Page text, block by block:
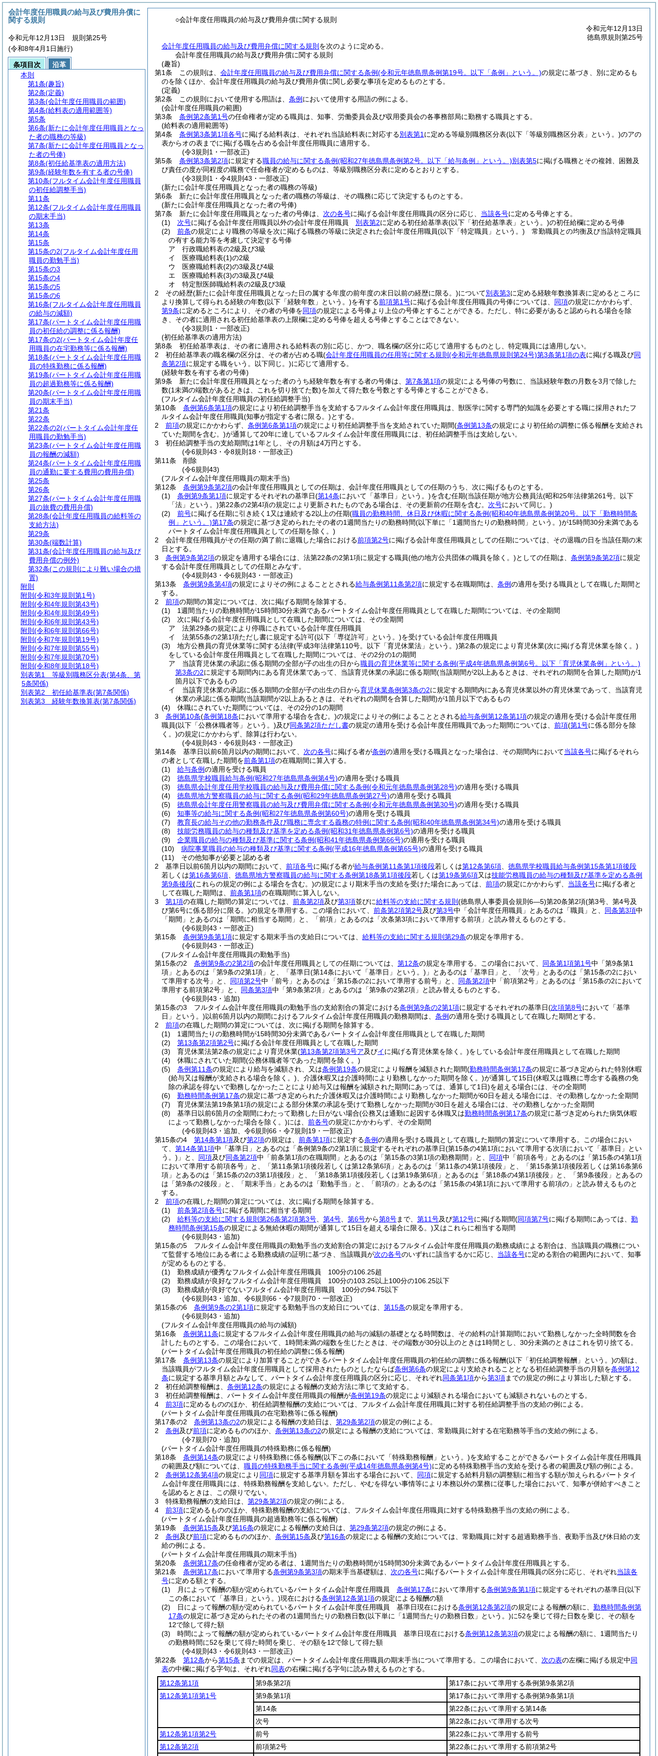
○会計年度任用職員の給与及び費用弁償に関する規則
令和元年12月13日
徳島県規則第25号
会計年度任用職員の給与及び費用弁償に関する規則 を次のように定める。
会計年度任用職員の給与及び費用弁償に関する規則
(趣旨)
第1条
この規則は、 会計年度任用職員の給与及び費用弁償に関する条例(令和元年徳島県条例第19号。以下「条例」という。)の規定に基づき、別に定めるも
のを除くほか、会計年度任用職員の給与及び費用弁償に関し必要な事項を定めるものとする。
(定義)
第2条
この規則において使用する用語は、 条例 において使用する用語の例による。
(会計年度任用職員の範囲)
第3条
条例第2条第1号の任命権者が定める職員は、知事、労働委員会及び収用委員会の各事務部局に勤務する職員とする。
(給料表の適用範囲等)
第4条
条例第3条第1項各号に掲げる給料表は、それぞれ当該給料表に対応する別表第1 に定める等級別職務区分表(以下「等級別職務区分表」という。)のアの
表からオの表までに掲げる職を占める会計年度任用職員に適用する。
(令3規則1・一部改正)
第5条
条例第3条第2項に規定する職員の給与に関する条例(昭和27年徳島県条例第2号。以下「給与条例」という。)別表第5に掲げる職務とその複雑、困難及
び責任の度が同程度の職務で任命権者が定めるものは、等級別職務区分表に定めるとおりとする。
(令3規則1・令4規則43・一部改正)
(新たに会計年度任用職員となった者の職務の等級)
第6条
新たに会計年度任用職員となった者の職務の等級は、その職務に応じて決定するものとする。
(新たに会計年度任用職員となった者の号俸)
第7条
新たに会計年度任用職員となった者の号俸は、 次の各号に掲げる会計年度任用職員の区分に応じ、 当該各号に定める号俸とする。
(1)
次号に掲げる会計年度任用職員以外の会計年度任用職員 別表第2に定める初任給基準表(以下「初任給基準表」という。)の初任給欄に定める号俸
(2)
前条の規定により職務の等級を次に掲げる職務の等級に決定された会計年度任用職員(以下「特定職員」という。) 常勤職員との均衡及び当該特定職員
の有する能力等を考慮して決定する号俸
ア
行政職給料表の2級及び3級
イ
医療職給料表(1)の2級
ウ
医療職給料表(2)の3級及び4級
エ
医療職給料表(3)の3級及び4級
オ
特定獣医師職給料表の2級及び3級
2
その経歴(新たに会計年度任用職員となった日の属する年度の前年度の末日以前の経歴に限る。)について別表第3に定める経験年数換算表に定めるところに
より換算して得られる経験の年数(以下「経験年数」という。)を有する前項第1号に掲げる会計年度任用職員の号俸については、 同項の規定にかかわらず、
第9条に定めるところにより、その者の号俸を同項の規定による号俸より上位の号俸とすることができる。 ただし、特に必要があると認められる場合を除
き、その者に適用される初任給基準表の上限欄に定める号俸を超える号俸とすることはできない。
(令3規則1・一部改正)
(初任給基準表の適用方法)
第8条
初任給基準表は、その者に適用される給料表の別に応じ、かつ、職名欄の区分に応じて適用するものとし、特定職員には適用しない。
2
初任給基準表の職名欄の区分は、その者が占める職(会計年度任用職員の任用等に関する規則 (令和元年徳島県規則第24号)第3条第1項の表に掲げる職及び同
条第2項に規定する職をいう。以下同じ。)に応じて適用する。
(経験年数を有する者の号俸)
第9条
新たに会計年度任用職員となった者のうち経験年数を有する者の号俸は、 第7条第1項の規定による号俸の号数に、当該経験年数の月数を3月で除した
数(1未満の端数があるときは、これを切り捨てた数)を加えて得た数を号数とする号俸とすることができる。
(フルタイム会計年度任用職員の初任給調整手当)
第10条
条例第6条第1項の規定により初任給調整手当を支給するフルタイム会計年度任用職員は、獣医学に関する専門的知識を必要とする職に採用されたフ
ルタイム会計年度任用職員(知事が指定する者に限る。)とする。
2
前項の規定にかかわらず、 条例第6条第1項の規定により初任給調整手当を支給されていた期間(条例第13条の規定により初任給の調整に係る報酬を支給され
ていた期間を含む。)が通算して20年に達しているフルタイム会計年度任用職員には、初任給調整手当は支給しない。
3
初任給調整手当の支給期間は1年とし、その月額は4万円とする。
(令6規則43・令8規則18・一部改正)
第11条
削除
(令6規則43)
(フルタイム会計年度任用職員の期末手当)
第12条
条例第9条第2項の会計年度任用職員としての任期は、会計年度任用職員としての任期のうち、次に掲げるものとする。
(1)
条例第9条第1項に規定するそれぞれの基準日(第14条において「基準日」という。)を含む任期(当該任期が地方公務員法(昭和25年法律第261号。以下
「法」という。)第22条の2第4項の規定により更新されたものである場合は、その更新前の任期を含む。 次号において同じ。)
(2)
前号に掲げる任期に引き続く1又は連続する2以上の任期(職員の勤務時間、休日及び休暇に関する条例(昭和40年徳島県条例第20号。以下「勤務時間条
例」という。)第17条の規定に基づき定められたその者の1週間当たりの勤務時間(以下単に「1週間当たりの勤務時間」という。)が15時間30分未満である
パートタイム会計年度任用職員としての任期を除く。)
2
会計年度任用職員がその任期の満了前に退職した場合における前項第2号に掲げる会計年度任用職員としての任期については、その退職の日を当該任期の末
日とする。
3
条例第9条第2項の規定を適用する場合には、法第22条の2第1項に規定する職員(他の地方公共団体の職員を除く。)としての任期は、 条例第9条第2項に規定
する会計年度任用職員としての任期とみなす。
(令4規則43・令6規則43・一部改正)
第13条
条例第9条第4項の規定によりその例によることとされる給与条例第11条第2項に規定する在職期間は、 条例の適用を受ける職員として在職した期間と
する。
2
前項の期間の算定については、次に掲げる期間を除算する。
(1)
1週間当たりの勤務時間が15時間30分未満であるパートタイム会計年度任用職員として在職した期間については、その全期間
(2)
次に掲げる会計年度任用職員として在職した期間については、その全期間
ア
法第29条の規定により停職にされている会計年度任用職員
イ
法第55条の2第1項ただし書に規定する許可(以下「専従許可」という。)を受けている会計年度任用職員
(3)
地方公務員の育児休業等に関する法律(平成3年法律第110号。以下「育児休業法」という。)第2条の規定により育児休業(次に掲げる育児休業を除く。)
をしている会計年度任用職員として在職した期間については、その2分の1の期間
ア
当該育児休業の承認に係る期間の全部が子の出生の日から職員の育児休業等に関する条例(平成4年徳島県条例第6号。以下「育児休業条例」という。)
第3条の2に規定する期間内にある育児休業であって、当該育児休業の承認に係る期間(当該期間が2以上あるときは、それぞれの期間を合算した期間)が1
箇月以下であるもの
イ
当該育児休業の承認に係る期間の全部が子の出生の日から育児休業条例第3条の2に規定する期間内にある育児休業以外の育児休業であって、当該育児
休業の承認に係る期間(当該期間が2以上あるときは、それぞれの期間を合算した期間)が1箇月以下であるもの
(4)
休職にされていた期間については、その2分の1の期間
3
条例第10条(条例第18条において準用する場合を含む。)の規定によりその例によることとされる給与条例第12条第1項の規定の適用を受ける会計年度任用
職員(以下「公務休職者等」という。)及び同条第2項ただし書の規定の適用を受ける会計年度任用職員であった期間については、 前項(第1号に係る部分を除
く。)の規定にかかわらず、除算は行わない。
(令4規則43・令6規則43・一部改正)
第14条
基準日以前6箇月以内の期間において、 次の各号に掲げる者が条例の適用を受ける職員となった場合は、その期間内において当該各号に掲げるそれら
の者として在職した期間を前条第1項の在職期間に算入する。
(1)
給与条例の適用を受ける職員
(2)
徳島県学校職員給与条例(昭和27年徳島県条例第4号)の適用を受ける職員
(3)
徳島県会計年度任用学校職員の給与及び費用弁償に関する条例(令和元年徳島県条例第28号)の適用を受ける職員
(4)
徳島県地方警察職員の給与に関する条例(昭和29年徳島県条例第27号)の適用を受ける職員
(5)
徳島県会計年度任用警察職員の給与及び費用弁償に関する条例(令和元年徳島県条例第30号)の適用を受ける職員
(6)
知事等の給与に関する条例(昭和27年徳島県条例第60号)の適用を受ける職員
(7)
教育長の給与その他の勤務条件及び職務に専念する義務の特例に関する条例(昭和40年徳島県条例第34号)の適用を受ける職員
(8)
技能労務職員の給与の種類及び基準を定める条例(昭和31年徳島県条例第6号)の適用を受ける職員
(9)
企業職員の給与の種類及び基準に関する条例(昭和41年徳島県条例第66号)の適用を受ける職員
(10)
病院事業職員の給与の種類及び基準に関する条例(平成16年徳島県条例第65号)の適用を受ける職員
(11)
その他知事が必要と認める者
2
基準日以前6箇月以内の期間において、 前項各号に掲げる者が給与条例第11条第1項後段若しくは第12条第6項
徳島県学校職員給与条例第15条第1項後段
若しくは第16条第6項 徳島県地方警察職員の給与に関する条例第18条第1項後段若しくは第19条第6項又は技能労務職員の給与の種類及び基準を定める条例
第9条後段(これらの規定の例による場合を含む。)の規定により期末手当の支給を受けた場合にあっては、 前項の規定にかかわらず、 当該各号に掲げる者と
して在職した期間は、 前条第1項の在職期間に算入しない。
3
第1項の在職した期間の算定については、 前条第2項及び第3項並びに給料等の支給に関する規則 (徳島県人事委員会規則6―5)第20条第2項(第3号、第4号及
び第6号に係る部分に限る。)の規定を準用する。 この場合において、 前条第2項第2号及び第3号中「会計年度任用職員」とあるのは「職員」と、 同条第3項中
「期間」とあるのは「期間に相当する期間」と、「前項」とあるのは「次条第3項において準用する前項」と読み替えるものとする。
(令6規則43・一部改正)
第15条
条例第9条第1項に規定する期末手当の支給日については、 給料等の支給に関する規則第29条の規定を準用する。
(令6規則43・一部改正)
(フルタイム会計年度任用職員の勤勉手当)
第15条の2
条例第9条の2第2項の会計年度任用職員としての任期については、 第12条の規定を準用する。 この場合において、 同条第1項第1号中「第9条第1
項」とあるのは「第9条の2第1項」と、「基準日(第14条において「基準日」という。) 」とあるのは「基準日」と、「次号」とあるのは「第15条の2におい
て準用する次号」と、 同項第2号中「前号」とあるのは「第15条の2において準用する前号」と、 同条第2項中「前項第2号」とあるのは「第15条の2において
準用する前項第2号」と、 同条第3項中「第9条第2項」とあるのは「第9条の2第2項」と読み替えるものとする。
(令6規則43・追加)
第15条の3
フルタイム会計年度任用職員の勤勉手当の支給割合の算定における条例第9条の2第1項に規定するそれぞれの基準日(次項第8号において「基準
日」という。)以前6箇月以内の期間におけるフルタイム会計年度任用職員の勤務期間は、 条例の適用を受ける職員として在職した期間とする。
2
前項の在職した期間の算定については、次に掲げる期間を除算する。
(1)
1週間当たりの勤務時間が15時間30分未満であるパートタイム会計年度任用職員として在職した期間
(2)
第13条第2項第2号に掲げる会計年度任用職員として在職した期間
(3)
育児休業法第2条の規定により育児休業(第13条第2項第3号ア及びイに掲げる育児休業を除く。)をしている会計年度任用職員として在職した期間
(4)
休職にされていた期間(公務休職者等であった期間を除く。)
(5)
条例第11条の規定により給与を減額され、又は条例第19条の規定により報酬を減額された期間(勤務時間条例第17条の規定に基づき定められた特別休暇
(給与又は報酬が支給される場合を除く。) 、介護休暇又は介護時間により勤務しなかった期間を除く。)が通算して15日(休暇又は職務に専念する義務の免
除の承認を得ないで勤務しなかったことにより給与又は報酬を減額された期間にあっては、通算して1日)を超える場合には、その全期間
(6)
勤務時間条例第17条の規定に基づき定められた介護休暇又は介護時間により勤務しなかった期間が60日を超える場合には、その勤務しなかった全期間
(7)
育児休業法第19条第1項の規定による部分休業の承認を受けて勤務しなかった期間が30日を超える場合には、その勤務しなかった全期間
(8)
基準日以前6箇月の全期間にわたって勤務した日がない場合(公務又は通勤に起因する休職又は勤務時間条例第17条の規定に基づき定められた病気休暇
によって勤務しなかった場合を除く。)には、 前各号の規定にかかわらず、その全期間
(令6規則43・追加、令6規則66・令7規則19・一部改正)
第15条の4
第14条第1項及び第2項の規定は、 前条第1項に規定する条例の適用を受ける職員として在職した期間の算定について準用する。
この場合におい
て、 第14条第1項中「基準日」とあるのは「条例第9条の2第1項に規定するそれぞれの基準日(第15条の4第1項において準用する次項において「基準日」とい
う。) 」と、 同項及び同条第2項中「前条第1項の在職期間」とあるのは「第15条の3第1項の勤務期間」と、 同項中「前項各号」とあるのは「第15条の4第1項
において準用する前項各号」と、「第11条第1項後段若しくは第12条第6項」とあるのは「第11条の4第1項後段」と、「第15条第1項後段若しくは第16条第6
項」とあるのは「第15条の2の3第1項後段」と、「第18条第1項後段若しくは第19条第6項」とあるのは「第18条の4第1項後段」と、「第9条後段」とあるの
は「第9条の2後段」と、「期末手当」とあるのは「勤勉手当」と、「前項の」とあるのは「第15条の4第1項において準用する前項の」と読み替えるものと
する。
2
前項の在職した期間の算定については、次に掲げる期間を除算する。
(1)
前条第2項各号に掲げる期間に相当する期間
(2)
給料等の支給に関する規則第26条第2項第3号 第4号 第6号から第8号まで、 第11号及び第12号に掲げる期間(同項第7号に掲げる期間にあっては、 勤
務時間条例第15条の規定による無給休暇の期間が通算して15日を超える場合に限る。)又はこれらに相当する期間
(令6規則43・追加)
第15条の5
フルタイム会計年度任用職員の勤勉手当の支給割合の算定におけるフルタイム会計年度任用職員の勤務成績による割合は、当該職員の職務につい
て監督する地位にある者による勤務成績の証明に基づき、当該職員が次の各号のいずれに該当するかに応じ、 当該各号に定める割合の範囲内において、知事
が定めるものとする。
(1)
勤務成績が優秀なフルタイム会計年度任用職員 100分の106.25超
(2)
勤務成績が良好なフルタイム会計年度任用職員 100分の103.25以上100分の106.25以下
(3)
勤務成績が良好でないフルタイム会計年度任用職員 100分の94.75以下
(令6規則43・追加、令6規則66・令7規則70・一部改正)
第15条の6
条例第9条の2第1項に規定する勤勉手当の支給日については、 第15条の規定を準用する。
(令6規則43・追加)
(フルタイム会計年度任用職員の給与の減額)
第16条
条例第11条に規定するフルタイム会計年度任用職員の給与の減額の基礎となる時間数は、その給料の計算期間において勤務しなかった全時間数を合
計したものとする。
この場合において、1時間未満の端数を生じたときは、その端数が30分以上のときは1時間とし、30分未満のときはこれを切り捨てる。
(パートタイム会計年度任用職員の初任給の調整に係る報酬)
第17条
条例第13条の規定により加算することができるパートタイム会計年度任用職員の初任給の調整に係る報酬(以下「初任給調整報酬」という。)の額は、
当該職員がフルタイム会計年度任用職員として採用されたものとしたならば条例第6条の規定により支給されることとなる初任給調整手当の月額を条例第12
条に規定する基準月額とみなして、パートタイム会計年度任用職員の区分に応じ、それぞれ同条第1項から第3項までの規定の例により算出した額とする。
2
初任給調整報酬は、 条例第12条の規定による報酬の支給方法に準じて支給する。
3
初任給調整報酬は、パートタイム会計年度任用職員の報酬が条例第19条の規定により減額される場合においても減額されないものとする。
4
前3項に定めるもののほか、初任給調整報酬の支給については、フルタイム会計年度任用職員に対する初任給調整手当の支給の例による。
(パートタイム会計年度任用職員の在宅勤務等に係る報酬)
第17条の2
条例第13条の2の規定による報酬の支給日は、 第29条第2項の規定の例による。
2
条例 及び前項に定めるもののほか、 条例第13条の2の規定による報酬の支給については、常勤職員に対する在宅勤務等手当の支給の例による。
(令7規則70・追加)
(パートタイム会計年度任用職員の特殊勤務に係る報酬)
第18条
条例第14条の規定により特殊勤務に係る報酬(以下この条において「特殊勤務報酬」という。)を支給することができるパートタイム会計年度任用職員
の範囲及び額については、 職員の特殊勤務手当に関する条例(平成14年徳島県条例第4号)に定める特殊勤務手当の支給を受ける者の範囲及び額の例による。
2
条例第12条第4項の規定により 同項に規定する基準月額を算出する場合において、 同項に規定する給料月額の調整額に相当する額が加えられるパートタイ
ム会計年度任用職員には、特殊勤務報酬を支給しない。 ただし、やむを得ない事情等により本務以外の業務に従事した場合において、知事が併給すべきこと
を認めるときは、この限りでない。
3
特殊勤務報酬の支給日は、 第29条第2項の規定の例による。
4
前3項に定めるもののほか、特殊勤務報酬の支給については、フルタイム会計年度任用職員に対する特殊勤務手当の支給の例による。
(パートタイム会計年度任用職員の超過勤務等に係る報酬)
第19条
条例第15条及び第16条の規定による報酬の支給日は、 第29条第2項の規定の例による。
2
条例 及び前項に定めるもののほか、 条例第15条及び第16条の規定による報酬の支給については、常勤職員に対する超過勤務手当、夜勤手当及び休日給の支
給の例による。
(パートタイム会計年度任用職員の期末手当)
第20条
条例第17条の任命権者が定める者は、1週間当たりの勤務時間が15時間30分未満であるパートタイム会計年度任用職員とする。
第21条
条例第17条において準用する条例第9条第3項の期末手当基礎額は、 次の各号に掲げるパートタイム会計年度任用職員の区分に応じ、それぞれ当該各
号に定める額とする。
(1)
月によって報酬の額が定められているパートタイム会計年度任用職員 条例第17条において準用する条例第9条第1項に規定するそれぞれの基準日(以下
この条において「基準日」という。)現在における条例第12条第1項の規定による報酬の額
(2)
日によって報酬の額が定められているパートタイム会計年度任用職員 基準日現在における条例第12条第2項の規定による報酬の額に、 勤務時間条例第
17条の規定に基づき定められたその者の1週間当たりの勤務日数(以下単に「1週間当たりの勤務日数」という。)に52を乗じて得た日数を乗じ、その額を
12で除して得た額
(3)
時間によって報酬の額が定められているパートタイム会計年度任用職員 基準日現在における条例第12条第3項の規定による報酬の額に、1週間当たり
の勤務時間に52を乗じて得た時間を乗じ、その額を12で除して得た額
(令4規則43・令6規則43・一部改正)
第22条
第12条から第15条 までの規定は、パートタイム会計年度任用職員の期末手当について準用する。 この場合において、 次の表の左欄に掲げる規定中同
表の中欄に掲げる字句は、それぞれ同表の右欄に掲げる字句に読み替えるものとする。
第12条第1項
第9条第2項
第17条において準用する条例第9条第2項
第12条第1項第1号
第9条第1項
第17条において準用する条例第9条第1項
第14条
第22条において準用する第14条
次号
第22条において準用する次号
第12条第1項第2号
前号
第22条において準用する前号
第12条第2項
前項第2号
第22条において準用する前項第2号
会計年度任用職員の給与及び費用弁償に
関する規則
令和元年12月13日 規則第25号
(令和8年4月1日施行)
条項目次
沿革
本則
第1条(趣旨)
第2条(定義)
第3条(会計年度任用職員の範囲)
第4条(給料表の適用範囲等)
第5条
第6条(新たに会計年度任用職員となっ
た者の職務の等級)
第7条(新たに会計年度任用職員となっ
た者の号俸)
第8条(初任給基準表の適用方法)
第9条(経験年数を有する者の号俸)
第10条(フルタイム会計年度任用職員
の初任給調整手当)
第11条
第12条(フルタイム会計年度任用職員
の期末手当)
第13条
第14条
第15条
第15条の2(フルタイム会計年度任用
職員の勤勉手当)
第15条の3
第15条の4
第15条の5
第15条の6
第16条(フルタイム会計年度任用職員
の給与の減額)
第17条(パートタイム会計年度任用職
員の初任給の調整に係る報酬)
第17条の2(パートタイム会計年度任
用職員の在宅勤務等に係る報酬)
第18条(パートタイム会計年度任用職
員の特殊勤務に係る報酬)
第19条(パートタイム会計年度任用職
員の超過勤務等に係る報酬)
第20条(パートタイム会計年度任用職
員の期末手当)
第21条
第22条
第22条の2(パートタイム会計年度任
用職員の勤勉手当)
第23条(パートタイム会計年度任用職
員の報酬の減額)
第24条(パートタイム会計年度任用職
員の通勤に要する費用の費用弁償)
第25条
第26条
第27条(パートタイム会計年度任用職
員の旅費の費用弁償)
第28条(会計年度任用職員の給料等の
支給方法)
第29条
第30条(端数計算)
第31条(会計年度任用職員の給与及び
費用弁償の例外)
第32条(この規則により難い場合の措
置)
附則
附則 (令和3年規則第1号)
附則 (令和4年規則第43号)
附則 (令和4年規則第49号)
附則 (令和6年規則第43号)
附則 (令和6年規則第66号)
附則 (令和7年規則第19号)
附則 (令和7年規則第55号)
附則 (令和7年規則第70号)
附則 (令和8年規則第18号)
別表第1
等級別職務区分表(第4条、第
5条関係)
別表第2 初任給基準表(第7条関係)
別表第3 経験年数換算表(第7条関係)